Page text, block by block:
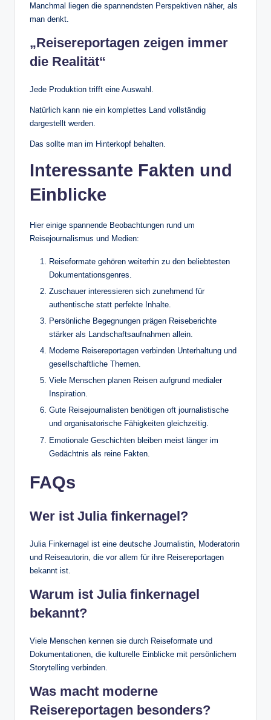
Manchmal liegen die spannendsten Perspektiven näher, als
man denkt.
„Reisereportagen zeigen immer
die Realität“
Jede Produktion trifft eine Auswahl.
Natürlich kann nie ein komplettes Land vollständig
dargestellt werden.
Das sollte man im Hinterkopf behalten.
Interessante Fakten und
Einblicke
Hier einige spannende Beobachtungen rund um
Reisejournalismus und Medien:
Reiseformate gehören weiterhin zu den beliebtesten
Dokumentationsgenres.
Zuschauer interessieren sich zunehmend für
authentische statt perfekte Inhalte.
Persönliche Begegnungen prägen Reiseberichte
stärker als Landschaftsaufnahmen allein.
Moderne Reisereportagen verbinden Unterhaltung und
gesellschaftliche Themen.
Viele Menschen planen Reisen aufgrund medialer
Inspiration.
Gute Reisejournalisten benötigen oft journalistische
und organisatorische Fähigkeiten gleichzeitig.
Emotionale Geschichten bleiben meist länger im
Gedächtnis als reine Fakten.
FAQs
Wer ist Julia finkernagel?
Julia Finkernagel ist eine deutsche Journalistin, Moderatorin
und Reiseautorin, die vor allem für ihre Reisereportagen
bekannt ist.
Warum ist Julia finkernagel
bekannt?
Viele Menschen kennen sie durch Reiseformate und
Dokumentationen, die kulturelle Einblicke mit persönlichem
Storytelling verbinden.
Was macht moderne
Reisereportagen besonders?